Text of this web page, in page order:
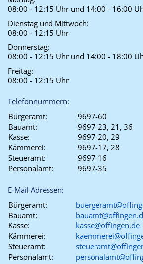
08:00 - 12:15 Uhr und 14:00 - 16:00
Dienstag und Mittwoch:
08:00 - 12:15 Uhr
Donnerstag:
08:00 - 12:15 Uhr und 14:00 - 18:00
Freitag:
08:00 - 12:15 Uhr
Telefonnummern:
Bürgeramt:
9697-60
Bauamt:
9697-23, 21, 36
Kasse:
9697-20, 29
Kämmerei:
9697-17, 28
Steueramt:
9697-16
Personalamt:
9697-35
E-Mail Adressen:
Bürgeramt:
Bauamt:
Kasse:
kasse@offingen.de
Kämmerei:
Steueramt:
Personalamt: